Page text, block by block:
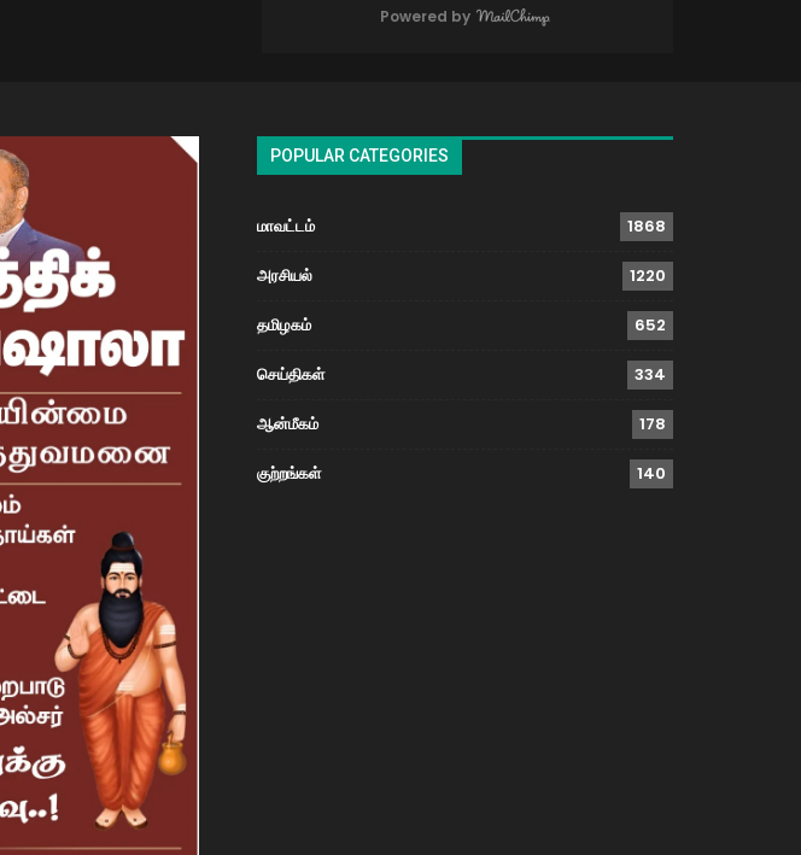
Powered by
POPULAR CATEGORIES
மாவட்டம் 1868
அரசியல் 1220
தமிழகம் 652
செய்திகள் 334
ஆன்மீகம் 178
குற்றங்கள் 140